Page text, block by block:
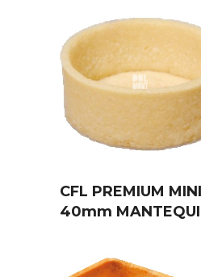
CFL PREMIUM
40mm